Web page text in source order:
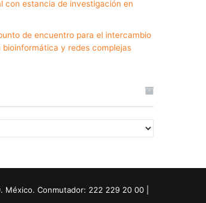
con estancia de investigación en
de encuentro para el intercambio
y redes complejas
Conmutador: 222 229 20 00 |